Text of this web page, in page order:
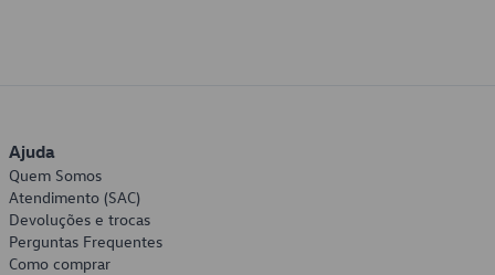
Ajuda
Quem Somos
Atendimento (SAC)
Devoluções e trocas
Perguntas Frequentes
Como comprar